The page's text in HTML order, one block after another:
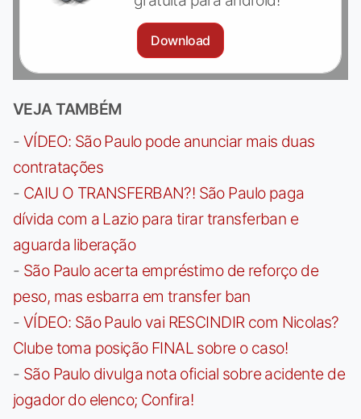
Download
VEJA TAMBÉM
- VÍDEO: São Paulo pode anunciar mais duas
contratações
- CAIU O TRANSFERBAN?! São Paulo paga
dívida com a Lazio para tirar transferban e
aguarda liberação
- São Paulo acerta empréstimo de reforço de
peso, mas esbarra em transfer ban
- VÍDEO: São Paulo vai RESCINDIR com Nicolas?
Clube toma posição FINAL sobre o caso!
- São Paulo divulga nota oficial sobre acidente de
jogador do elenco; Confira!